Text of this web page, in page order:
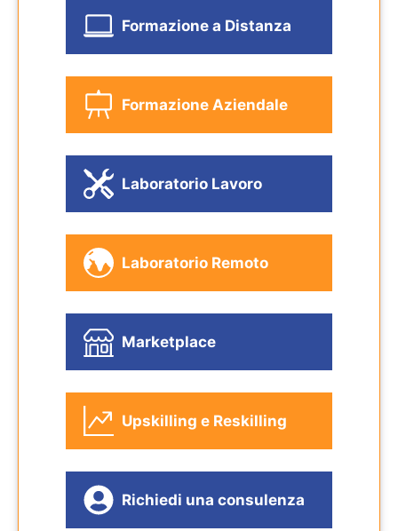
Formazione a Distanza
Formazione Aziendale
Laboratorio Lavoro
Laboratorio Remoto
Marketplace
Upskilling e Reskilling
Richiedi una consulenza